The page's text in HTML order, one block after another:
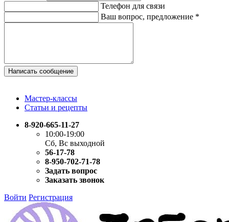
Телефон для связи
Ваш вопрос, предложение *
Написать сообщение
Мастер-классы
Статьи и рецепты
8-920-665-11-27
10:00-19:00
Сб, Вс выходной
56-17-78
8-950-702-71-78
Задать вопрос
Заказать звонок
Войти Регистрация